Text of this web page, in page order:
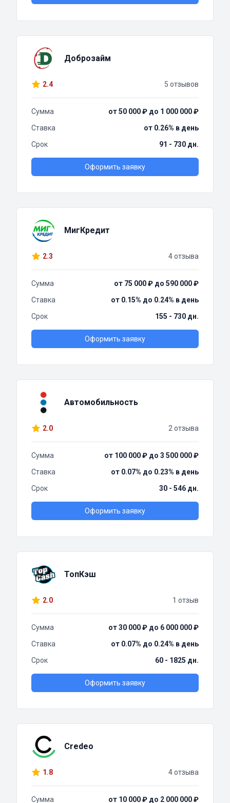
Доброзайм
2.4 5 отзывов
Сумма
от 50 000 ₽ до 1 000 000 ₽
Ставка
от 0.26% в день
Срок
91 - 730 дн.
Оформить заявку
МигКредит
2.3 4 отзыва
Сумма
от 75 000 ₽ до 590 000 ₽
Ставка
от 0.15% до 0.24% в день
Срок
155 - 730 дн.
Оформить заявку
Автомобильность
2.0 2 отзыва
Сумма
от 100 000 ₽ до 3 500 000 ₽
Ставка
от 0.07% до 0.23% в день
Срок
30 - 546 дн.
Оформить заявку
ТопКэш
2.0 1 отзыв
Сумма
от 30 000 ₽ до 6 000 000 ₽
Ставка
от 0.07% до 0.24% в день
Срок
60 - 1825 дн.
Оформить заявку
Credeo
1.8 4 отзыва
Сумма от 10 000 ₽ до 2 000 000 ₽